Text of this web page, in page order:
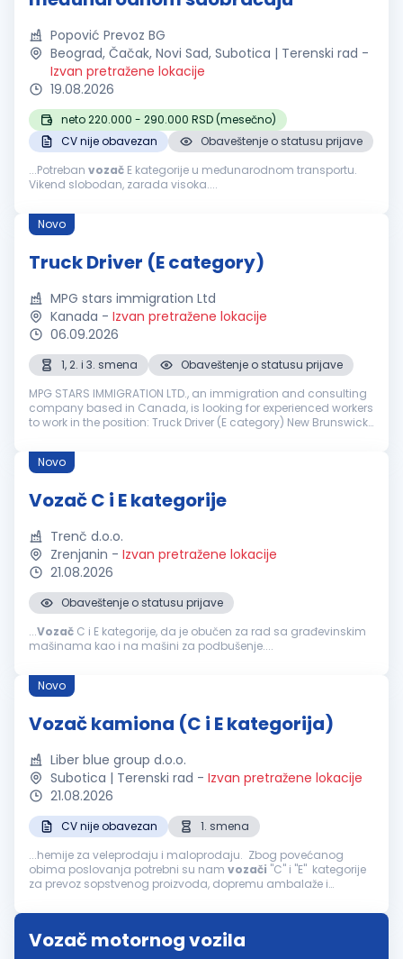
Popović Prevoz BG
Beograd, Čačak, Novi Sad, Subotica | Terenski rad -
Izvan pretražene lokacije
19.08.2026
neto 220.000 - 290.000 RSD (mesečno)
CV nije obavezan
Obaveštenje o statusu prijave
...Potreban vozač E kategorije u međunarodnom transportu.
Vikend slobodan, zarada visoka....
Novo
Truck Driver (E category)
MPG stars immigration Ltd
Kanada - Izvan pretražene lokacije
06.09.2026
1, 2. i 3. smena
Obaveštenje o statusu prijave
MPG STARS IMMIGRATION LTD., an immigration and consulting
company based in Canada, is looking for experienced workers
to work in the position: Truck Driver (E category) New Brunswick,
t...
Novo
Vozač C i E kategorije
Trenč d.o.o.
Zrenjanin - Izvan pretražene lokacije
21.08.2026
Obaveštenje o statusu prijave
...Vozač C i E kategorije, da je obučen za rad sa građevinskim
mašinama kao i na mašini za podbušenje....
Novo
Vozač kamiona (C i E kategorija)
Liber blue group d.o.o.
Subotica | Terenski rad - Izvan pretražene lokacije
21.08.2026
CV nije obavezan
1. smena
...hemije za veleprodaju i maloprodaju. Zbog povećanog
obima poslovanja potrebni su nam vozači "C" i "E" kategorije
za prevoz sopstvenog proizvoda, dopremu ambalaže i
kategorijom, važeći...
Vozač motornog vozila